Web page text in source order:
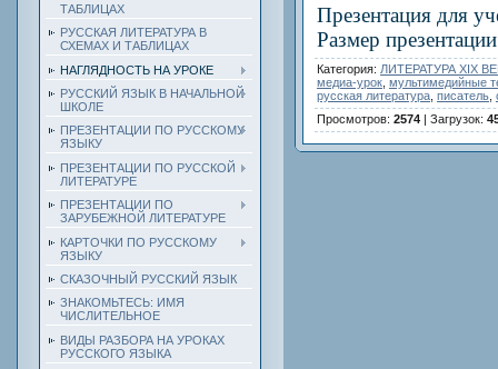
ТАБЛИЦАХ
РУССКАЯ ЛИТЕРАТУРА В
СХЕМАХ И ТАБЛИЦАХ
НАГЛЯДНОСТЬ НА УРОКЕ
РУССКИЙ ЯЗЫК В НАЧАЛЬНОЙ
ШКОЛЕ
ПРЕЗЕНТАЦИИ ПО РУССКОМУ
ЯЗЫКУ
ПРЕЗЕНТАЦИИ ПО РУССКОЙ
ЛИТЕРАТУРЕ
ПРЕЗЕНТАЦИИ ПО
ЗАРУБЕЖНОЙ ЛИТЕРАТУРЕ
КАРТОЧКИ ПО РУССКОМУ
ЯЗЫКУ
СКАЗОЧНЫЙ РУССКИЙ ЯЗЫК
ЗНАКОМЬТЕСЬ: ИМЯ
ЧИСЛИТЕЛЬНОЕ
ВИДЫ РАЗБОРА НА УРОКАХ
РУССКОГО ЯЗЫКА
Презентация для
Размер
Категория: ЛИТЕРАТУРА ХIХ
медиа-урок мультимедийные
русская литература писатель
Просмотров: 2574 | Загрузок: